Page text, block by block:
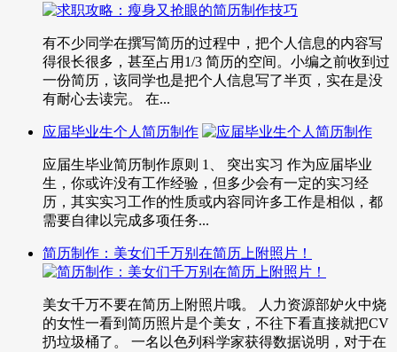
有不少同学在撰写简历的过程中，把个人信息的内容写
得很长很多，甚至占用1/3 简历的空间。小编之前收到过
一份简历，该同学也是把个人信息写了半页，实在是没
有耐心去读完。 在...
应届毕业生个人简历制作
应届生毕业简历制作原则 1、 突出实习 作为应届毕业
生，你或许没有工作经验，但多少会有一定的实习经
历，其实实习工作的性质或内容同许多工作是相似，都
需要自律以完成多项任务...
简历制作：美女们千万别在简历上附照片！
美女千万不要在简历上附照片哦。 人力资源部妒火中烧
的女性一看到简历照片是个美女，不往下看直接就把CV
扔垃圾桶了。 一名以色列科学家获得数据说明，对于在